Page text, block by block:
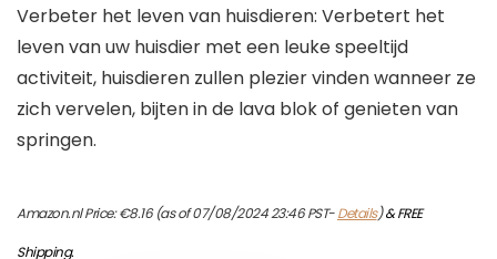
Verbeter het leven van huisdieren: Verbetert het
leven van uw huisdier met een leuke speeltijd
activiteit, huisdieren zullen plezier vinden wanneer ze
zich vervelen, bijten in de lava blok of genieten van
springen.
Amazon.nl Price:€8.16(as of 07/08/2024 23:46 PST-Details)&FREE
Shipping.